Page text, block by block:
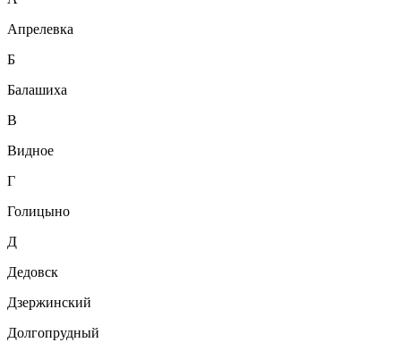
Апрелевка
Б
Балашиха
В
Видное
Г
Голицыно
Д
Дедовск
Дзержинский
Долгопрудный